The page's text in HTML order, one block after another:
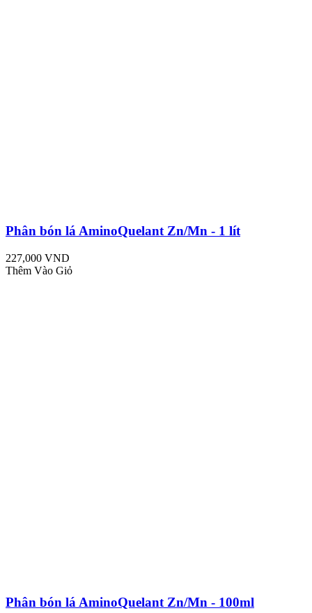
Phân bón lá AminoQuelant Zn/Mn - 1 lít
227,000 VND
Thêm Vào Giỏ
Phân bón lá AminoQuelant Zn/Mn - 100ml